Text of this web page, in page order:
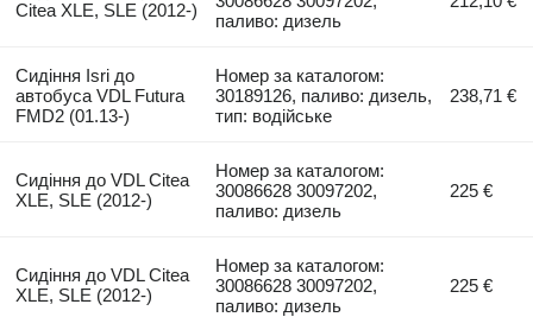
Citea XLE, SLE (2012-)
паливо: дизель
Сидіння Isri до
автобуса VDL Futura
FMD2 (01.13-)
Номер за каталогом:
30189126, паливо: дизель,
тип: водійське
238,71 €
Сидіння до VDL Citea
XLE, SLE (2012-)
Номер за каталогом:
30086628 30097202,
паливо: дизель
225 €
Сидіння до VDL Citea
XLE, SLE (2012-)
Номер за каталогом:
30086628 30097202,
паливо: дизель
225 €